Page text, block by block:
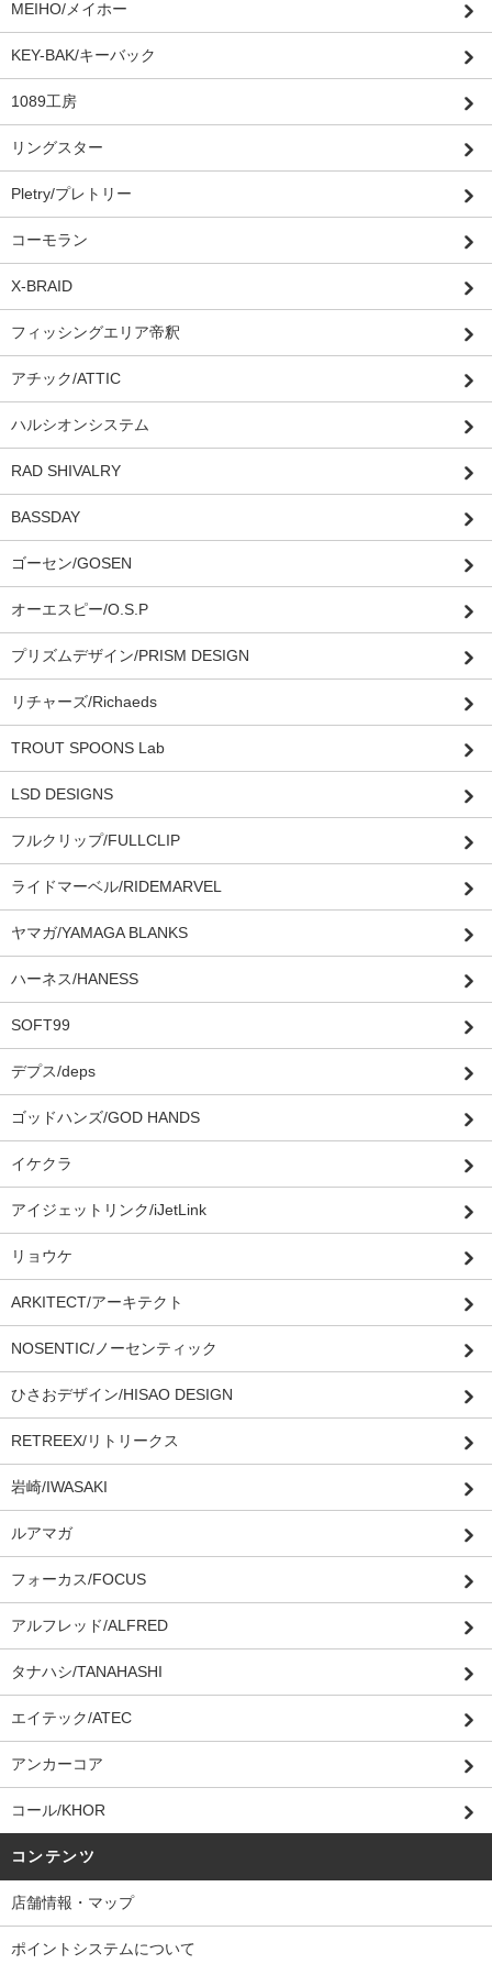
MEIHO/メイホー
KEY-BAK/キーバック
1089工房
リングスター
Pletry/プレトリー
コーモラン
X-BRAID
フィッシングエリア帝釈
アチック/ATTIC
ハルシオンシステム
RAD SHIVALRY
BASSDAY
ゴーセン/GOSEN
オーエスピー/O.S.P
プリズムデザイン/PRISM DESIGN
リチャーズ/Richaeds
TROUT SPOONS Lab
LSD DESIGNS
フルクリップ/FULLCLIP
ライドマーベル/RIDEMARVEL
ヤマガ/YAMAGA BLANKS
ハーネス/HANESS
SOFT99
デプス/deps
ゴッドハンズ/GOD HANDS
イケクラ
アイジェットリンク/iJetLink
リョウケ
ARKITECT/アーキテクト
NOSENTIC/ノーセンティック
ひさおデザイン/HISAO DESIGN
RETREEX/リトリークス
岩崎/IWASAKI
ルアマガ
フォーカス/FOCUS
アルフレッド/ALFRED
タナハシ/TANAHASHI
エイテック/ATEC
アンカーコア
コール/KHOR
コンテンツ
店舗情報・マップ
ポイントシステムについて